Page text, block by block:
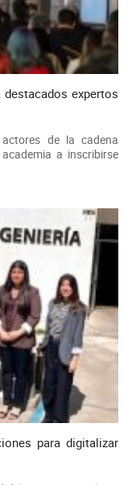
destacados expertos
de la cadena
a inscribirse
para digitalizar